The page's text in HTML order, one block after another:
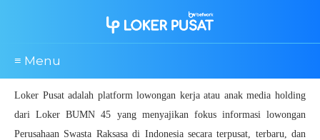
≡ Menu
Loker Pusat adalah platform lowongan kerja atau anak media holding
dari Loker BUMN 45 yang menyajikan fokus informasi lowongan
Perusahaan Swasta Raksasa di Indonesia secara terpusat, terbaru, dan